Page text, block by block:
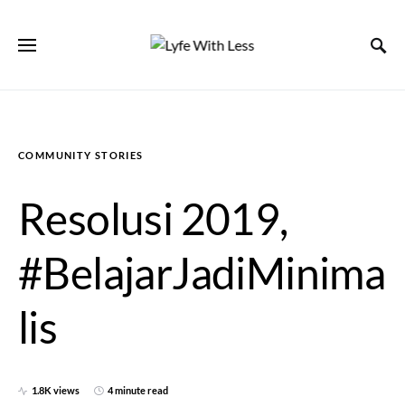
COMMUNITY STORIES
Resolusi 2019,
#BelajarJadiMinima
lis
1.8K views 4 minute read